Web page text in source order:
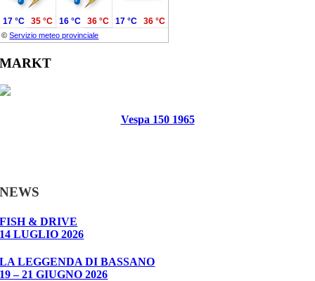
©Servizio meteo provinciale
17 °C 35 °C 16 °C 36 °C 17 °C 36 °C
MARKT
Vespa 150 1965
NEWS
FISH & DRIVE
14 LUGLIO 2026
LA LEGGENDA DI BASSANO
19 – 21 GIUGNO 2026